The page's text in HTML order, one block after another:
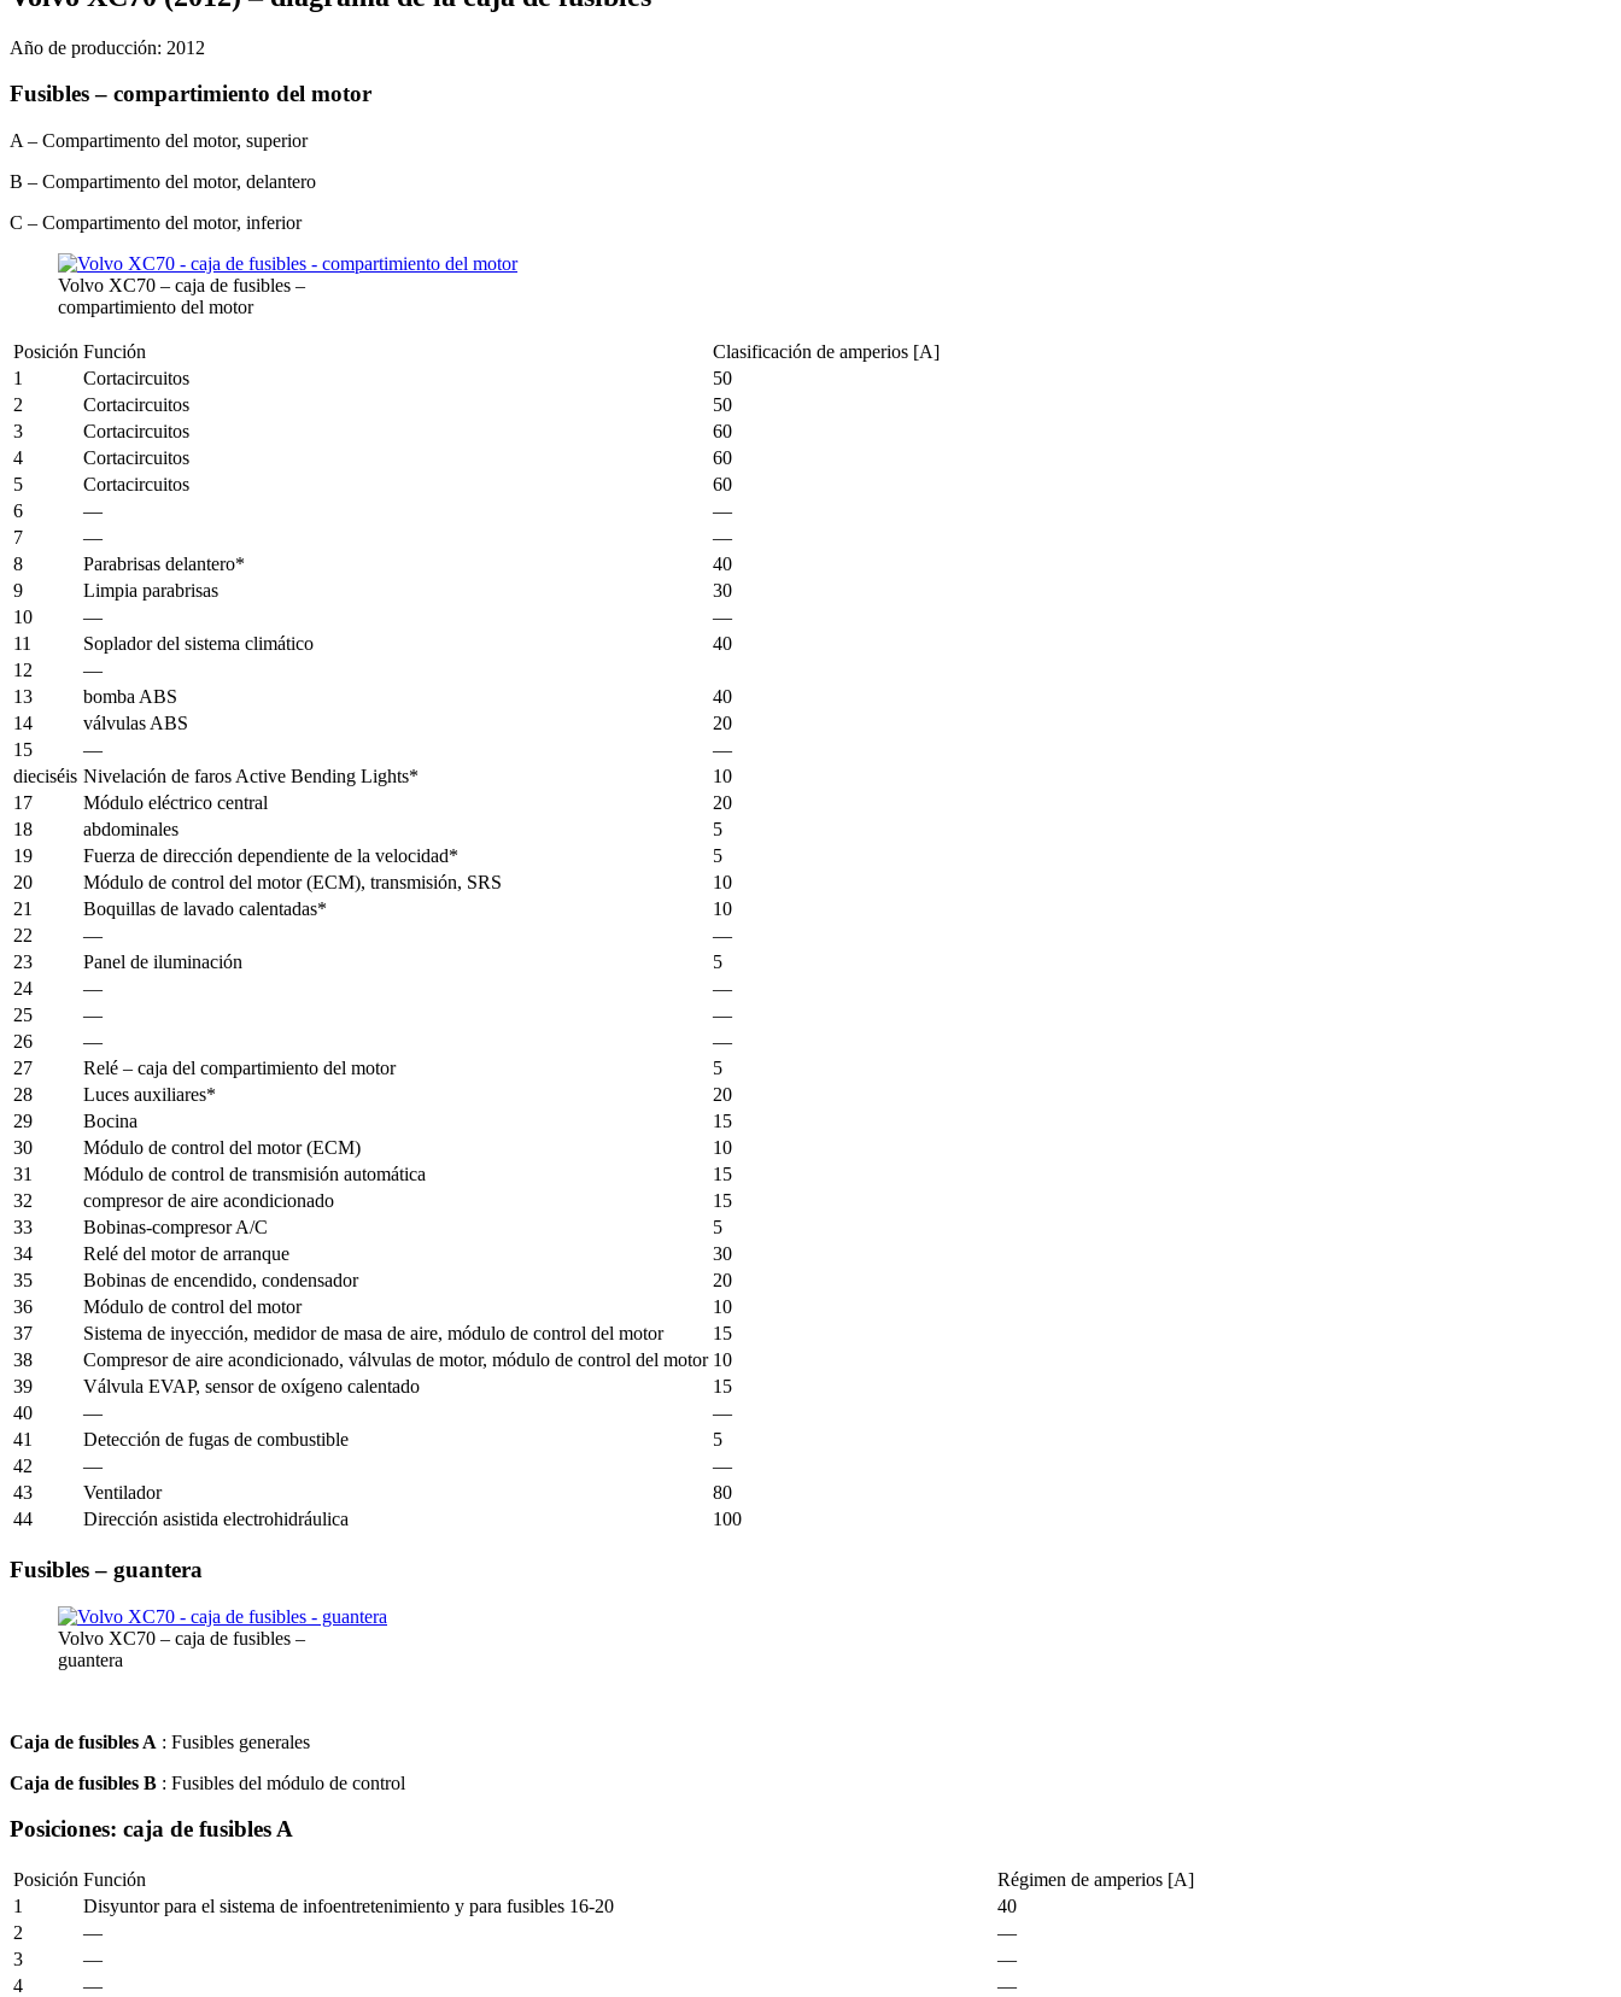
Año de producción: 2012
Fusibles – compartimiento del motor
A – Compartimento del motor, superior
B – Compartimento del motor, delantero
C – Compartimento del motor, inferior
Volvo XC70 – caja de fusibles –
compartimiento del motor
Posición Función
Clasificación de amperios [A]
1
Cortacircuitos
50
2
Cortacircuitos
50
3
Cortacircuitos
60
4
Cortacircuitos
60
5
Cortacircuitos
60
6
—
—
7
—
—
8
Parabrisas delantero*
40
9
Limpia parabrisas
30
10
—
—
11
Soplador del sistema climático
40
12
—
13
bomba ABS
40
14
válvulas ABS
20
15
—
—
dieciséis Nivelación de faros Active Bending Lights*
10
17
Módulo eléctrico central
20
18
abdominales
5
19
Fuerza de dirección dependiente de la velocidad*
5
20
Módulo de control del motor (ECM), transmisión, SRS
10
21
Boquillas de lavado calentadas*
10
22
—
—
23
Panel de iluminación
5
24
—
—
25
—
—
26
—
—
27
Relé – caja del compartimiento del motor
5
28
Luces auxiliares*
20
29
Bocina
15
30
Módulo de control del motor (ECM)
10
31
Módulo de control de transmisión automática
15
32
compresor de aire acondicionado
15
33
Bobinas-compresor A/C
5
34
Relé del motor de arranque
30
35
Bobinas de encendido, condensador
20
36
Módulo de control del motor
10
37
Sistema de inyección, medidor de masa de aire, módulo de control del motor
15
38
Compresor de aire acondicionado, válvulas de motor, módulo de control del motor 10
39
Válvula EVAP, sensor de oxígeno calentado
15
40
—
—
41
Detección de fugas de combustible
5
42
—
—
43
Ventilador
80
44
Dirección asistida electrohidráulica 100
Fusibles – guantera
Volvo XC70 – caja de fusibles –
guantera
Caja de fusibles A : Fusibles generales
Caja de fusibles B : Fusibles del módulo de control
Posiciones: caja de fusibles A
Posición Función
Régimen de amperios [A]
1
Disyuntor para el sistema de infoentretenimiento y para fusibles 16-20
40
2
—
—
3
—
—
4
—
—